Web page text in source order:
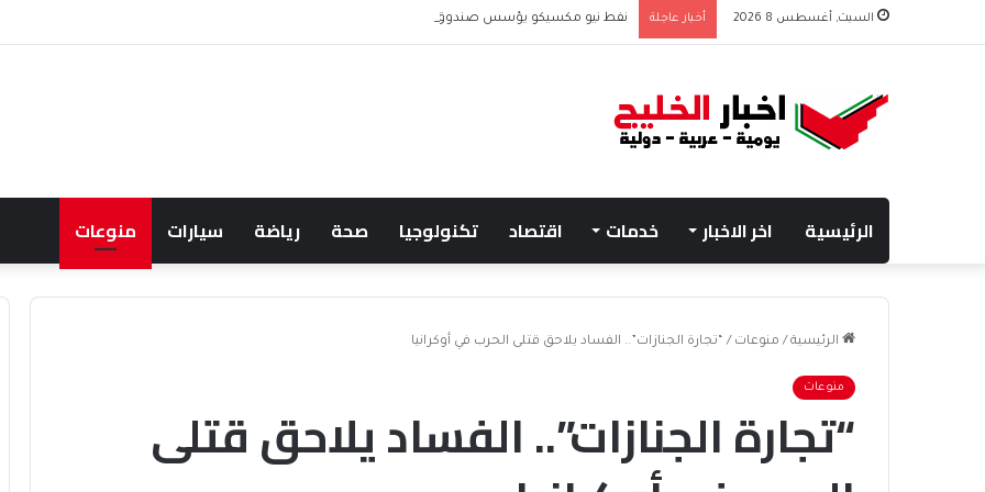
السبت, أغسطس 8 2026 أخبار عاجلة نفط نيو مكسيكو يؤسس صندوق 75 مليار دولار ويشعل جدل الإنفاق
الرئيسية اخر الاخبار خدمات اقتصاد تكنولوجيا صحة رياضة سيارات منوعات
الرئيسية / منوعات / “تجارة الجنازات”.. الفساد يلاحق قتلى الحرب في أوكرانيا
منوعات
“تجارة الجنازات”.. الفساد يلاحق قتلى